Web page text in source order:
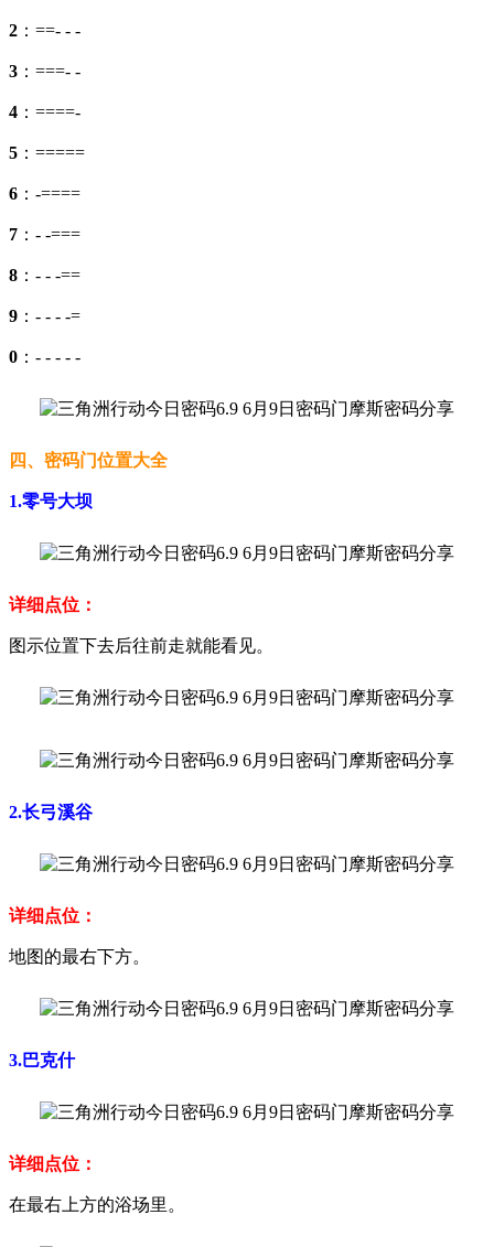
2 ：==- - -
3 ：===- -
4 ：====-
5 ：=====
6 ：-====
7 ：- -===
8 ：- - -==
9 ：- - - -=
0 ：- - - - -
四、密码门位置大全
1.零号大坝
详细点位：
图示位置下去后往前走就能看见。
2.长弓溪谷
详细点位：
地图的最右下方。
3.巴克什
详细点位：
在最右上方的浴场里。